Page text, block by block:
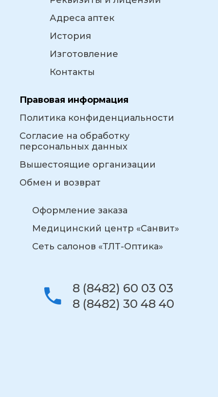
Адреса аптек
История
Изготовление
Контакты
Правовая информация
Политика конфиденциальности
Согласие на обработку
персональных данных
Вышестоящие организации
Обмен и возврат
Оформление заказа
Медицинский центр «Санвит»
Сеть салонов «ТЛТ-Оптика»
8 (8482) 60 03 03
8 (8482) 30 48 40